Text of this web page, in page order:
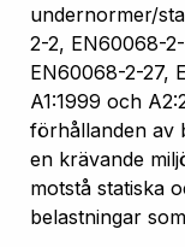
undernormer/
2-2, EN60068-
EN60068-2-27,
A1:1999 och
förhållanden av
en krävande
motstå statiska
belastningar